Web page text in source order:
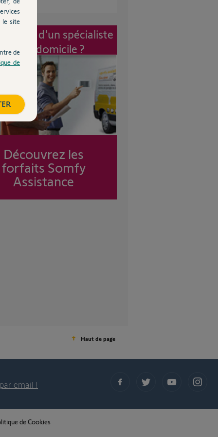
d'un spécialiste
à mon domicile ?
Découvrez les
forfaits Somfy
Assistance
Haut de page
email !
de Cookies
le site
de
de